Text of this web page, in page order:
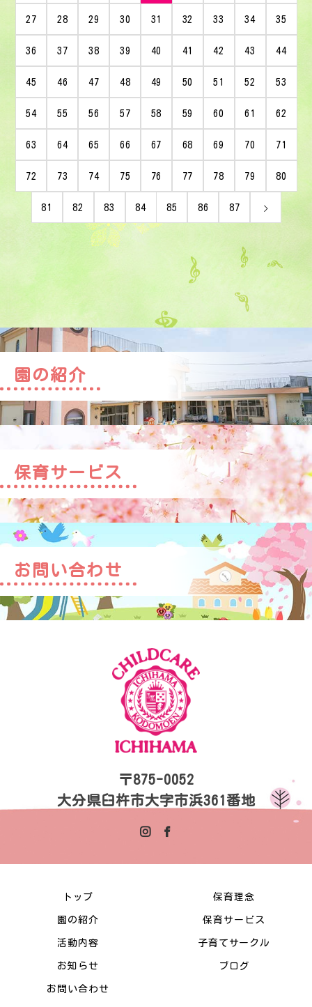
27 28 29 30 31 32 33 34 35
36 37 38 39 40 41 42 43 44
45 46 47 48 49 50 51 52 53
54 55 56 57 58 59 60 61 62
63 64 65 66 67 68 69 70 71
72 73 74 75 76 77 78 79 80
81 82 83 84 85 86 87
園の紹介
保育サービス
お問い合わせ
〒875-0052
大分県臼杵市大字市浜361番地
トップ 保育理念
園の紹介 保育サービス
活動内容 子育てサークル
お知らせ ブログ
お問い合わせ